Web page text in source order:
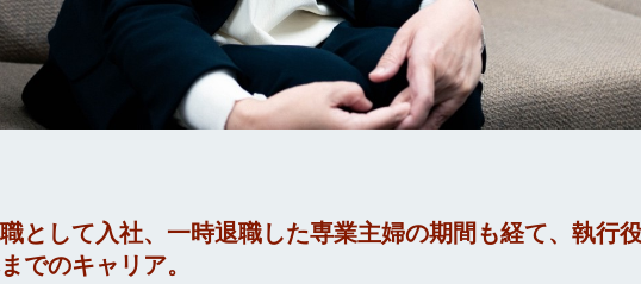
して入社、一時退職した専業主婦の期間も経て、執行役
でのキャリア。